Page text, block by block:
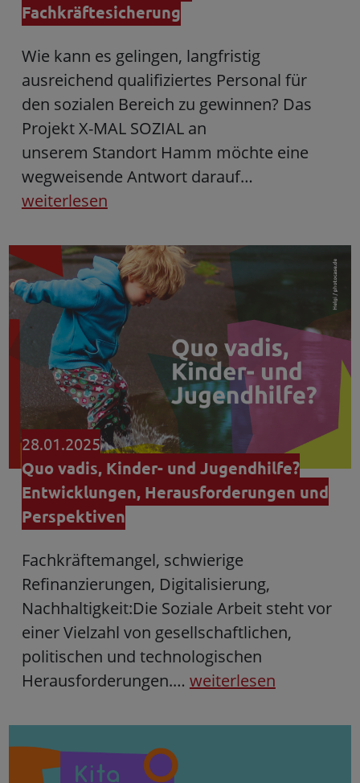
Fachkräftesicherung
Wie kann es gelingen, langfristig
ausreichend qualifiziertes Personal für
den sozialen Bereich zu gewinnen? Das
Projekt X-MAL SOZIAL an
unserem Standort Hamm möchte eine
wegweisende Antwort darauf…
weiterlesen
28.01.2025
Quo vadis, Kinder- und Jugendhilfe?
Entwicklungen, Herausforderungen und
Perspektiven
Fachkräftemangel, schwierige
Refinanzierungen, Digitalisierung,
Nachhaltigkeit:Die Soziale Arbeit steht vor
einer Vielzahl von gesellschaftlichen,
politischen und technologischen
Herausforderungen.… weiterlesen